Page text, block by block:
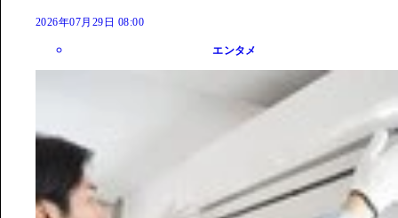
2026年07月29日 08:00
エンタメ